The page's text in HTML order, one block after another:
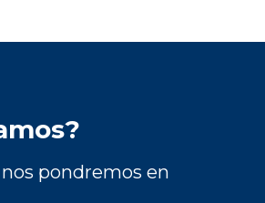
pondremos en